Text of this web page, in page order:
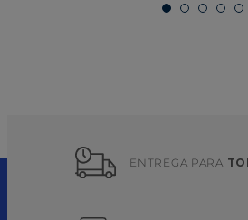
ENTREGA PARA